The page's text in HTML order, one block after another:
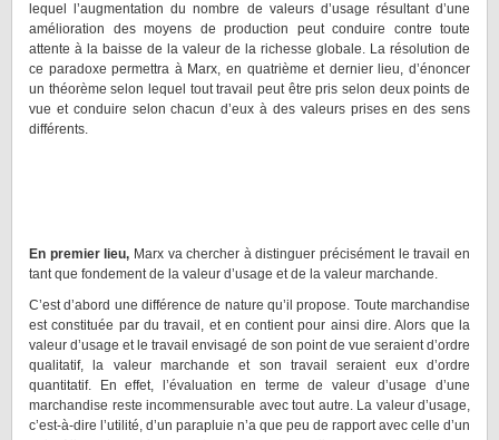
lequel l’augmentation du nombre de valeurs d’usage résultant d’une
amélioration des moyens de production peut conduire contre toute
attente à la baisse de la valeur de la richesse globale. La résolution de
ce paradoxe permettra à Marx, en quatrième et dernier lieu, d’énoncer
un théorème selon lequel tout travail peut être pris selon deux points de
vue et conduire selon chacun d’eux à des valeurs prises en des sens
différents.
En premier lieu, Marx va chercher à distinguer précisément le travail en
tant que fondement de la valeur d’usage et de la valeur marchande.
C’est d’abord une différence de nature qu’il propose. Toute marchandise
est constituée par du travail, et en contient pour ainsi dire. Alors que la
valeur d’usage et le travail envisagé de son point de vue seraient d’ordre
qualitatif, la valeur marchande et son travail seraient eux d’ordre
quantitatif. En effet, l’évaluation en terme de valeur d’usage d’une
marchandise reste incommensurable avec tout autre. La valeur d’usage,
c’est-à-dire l’utilité, d’un parapluie n’a que peu de rapport avec celle d’un